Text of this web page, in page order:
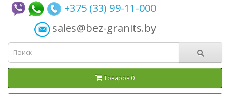
+375 (33) 99-11-000
sales@bez-granits.by
Товаров 0